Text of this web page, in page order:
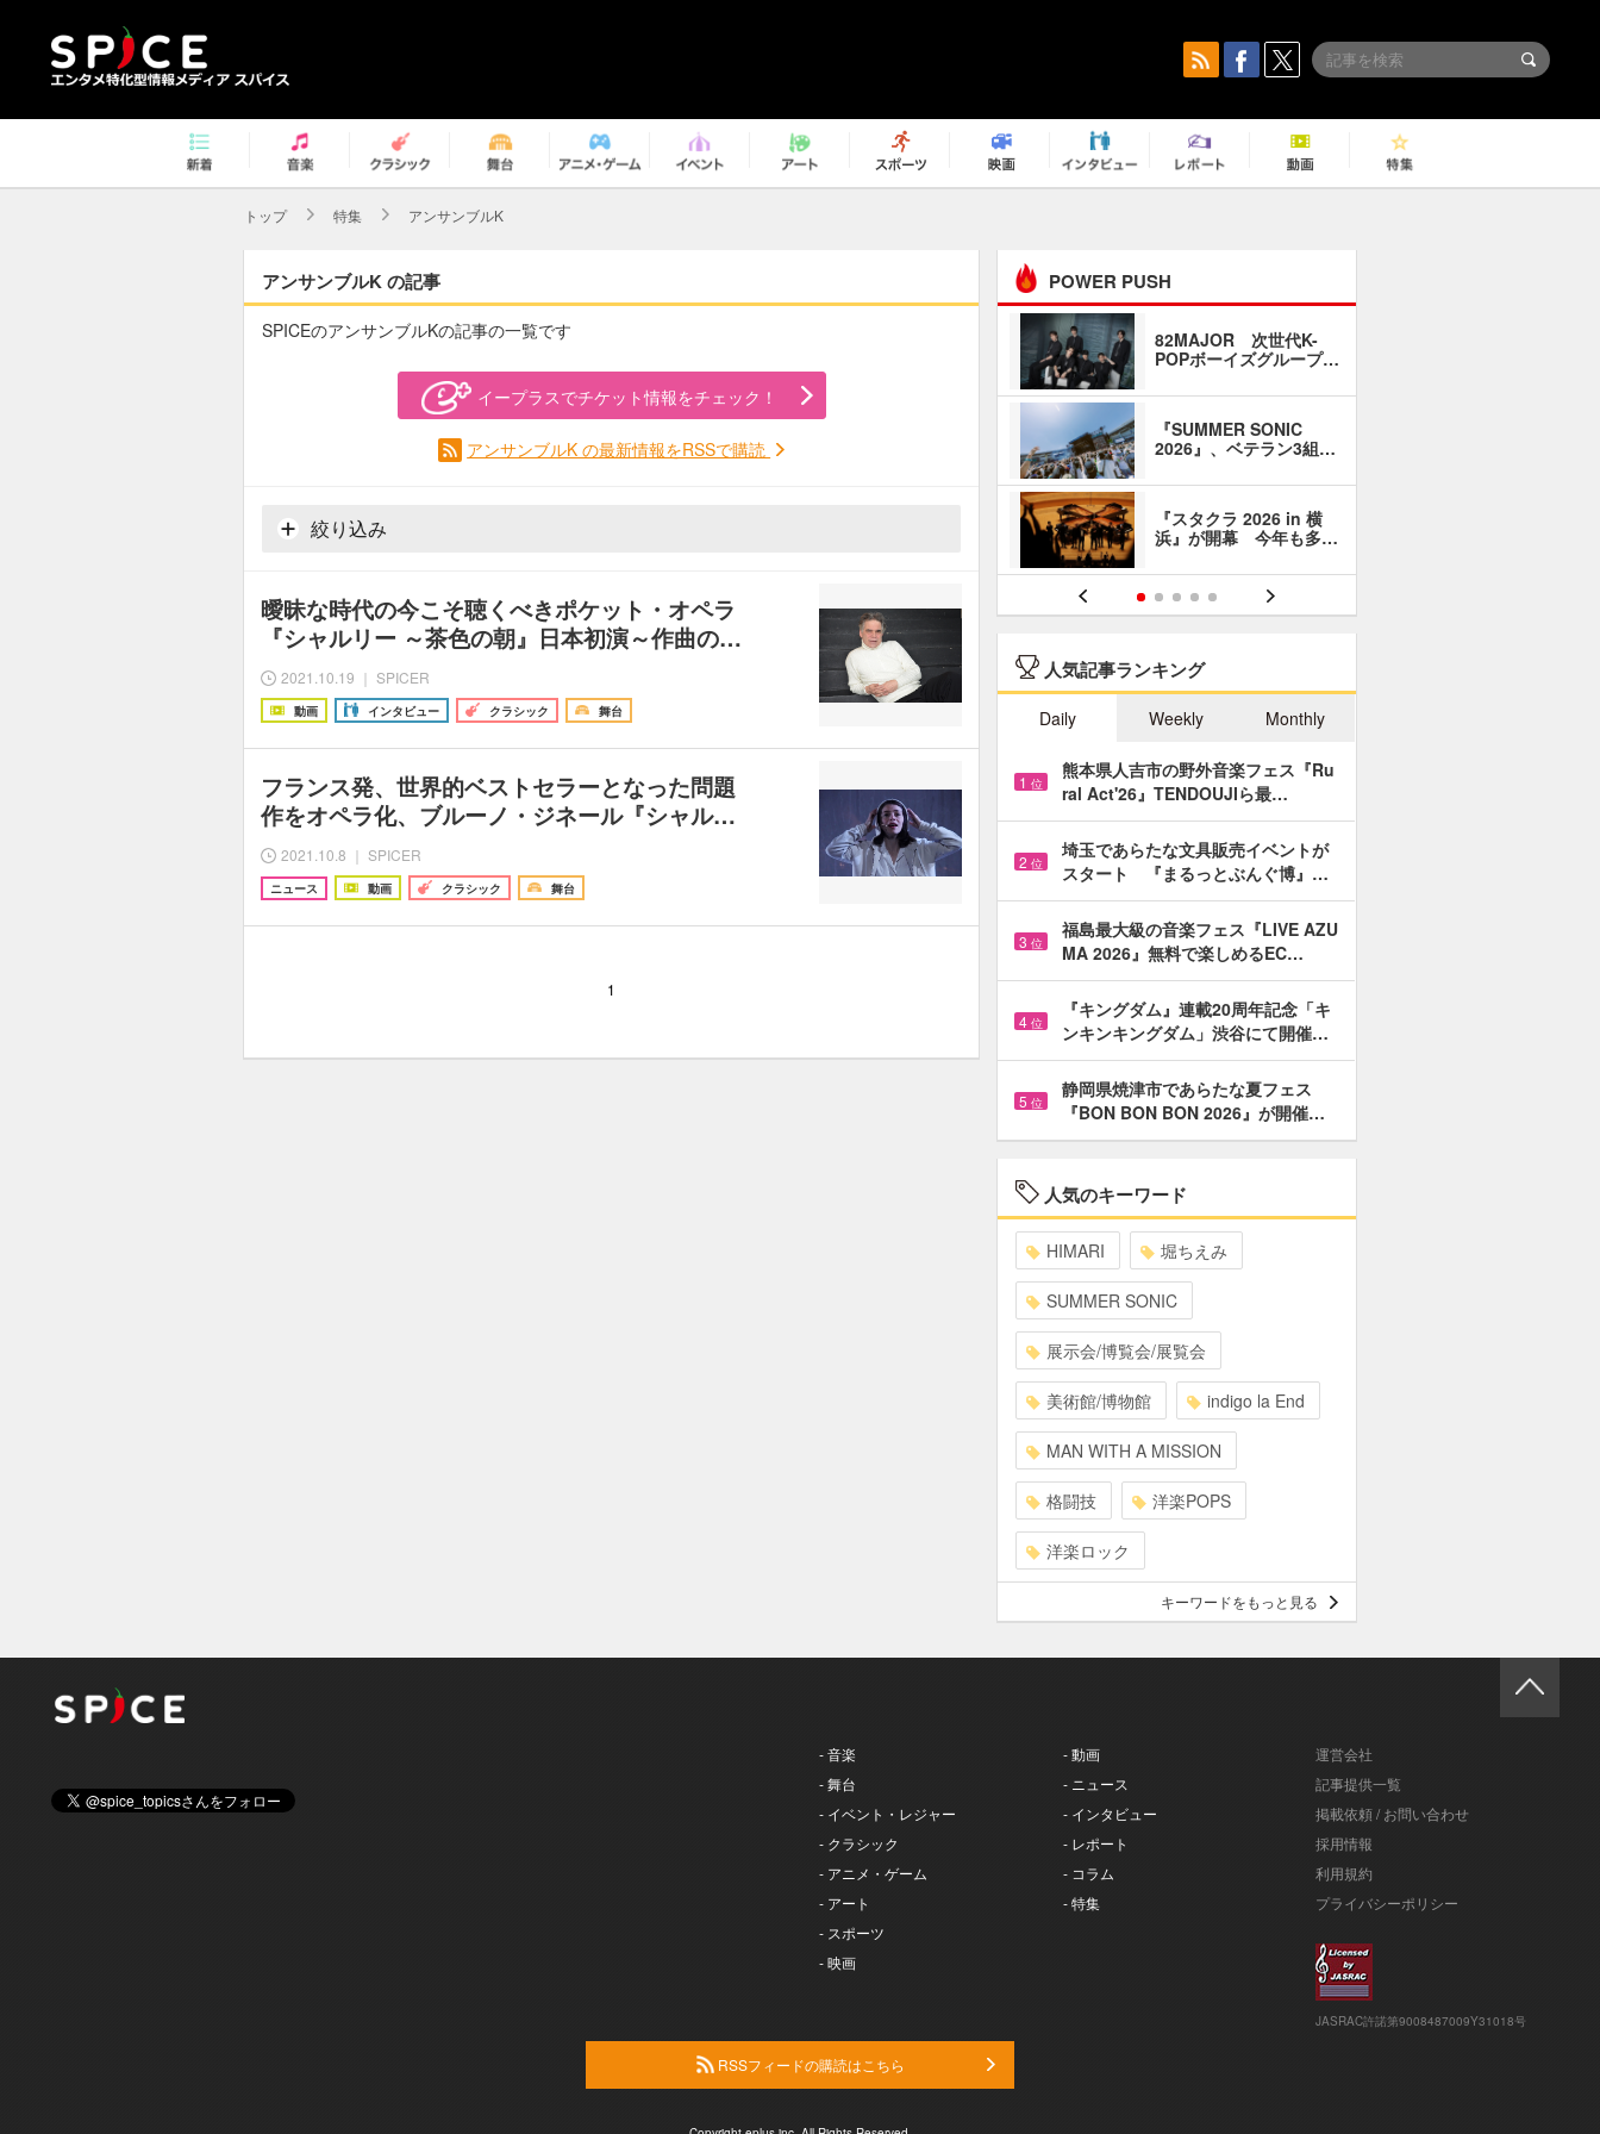
トップ 特集 アンサンブルK
アンサンブルK の記事
SPICEのアンサンブルKの記事の一覧です
イープラスでチケット情報をチェック！
アンサンブルK の最新情報をRSSで購読
絞り込み
曖昧な時代の今こそ聴くべきポケット・オペラ
『シャルリー ～茶色の朝』日本初演～作曲の…
2021.10.19 ｜ SPICER
動画 インタビュー クラシック 舞台
フランス発、世界的ベストセラーとなった問題
作をオペラ化、ブルーノ・ジネール『シャル…
2021.10.8 ｜ SPICER
ニュース 動画 クラシック 舞台
1
POWER PUSH
82MAJOR 次世代K-
POPボーイズグループ…
『SUMMER SONIC
2026』、ベテラン3組…
『スタクラ 2026 in 横
浜』が開幕 今年も多…
人気記事ランキング
Daily Weekly Monthly
1 位
熊本県人吉市の野外音楽フェス『Ru
ral Act'26』TENDOUJIら最…
2 位
埼玉であらたな文具販売イベントが
スタート 『まるっとぶんぐ博』…
3 位
福島最大級の音楽フェス『LIVE AZU
MA 2026』無料で楽しめるEC…
4 位
『キングダム』連載20周年記念「キ
ンキンキングダム」渋谷にて開催…
5 位
静岡県焼津市であらたな夏フェス
『BON BON BON 2026』が開催…
人気のキーワード
HIMARI 堀ちえみ
SUMMER SONIC
展示会/博覧会/展覧会
美術館/博物館 indigo la End
MAN WITH A MISSION
格闘技 洋楽POPS
洋楽ロック
キーワードをもっと見る
- 音楽
- 舞台
- イベント・レジャー
- クラシック
- アニメ・ゲーム
- アート
- スポーツ
- 映画
- 動画
- ニュース
- インタビュー
- レポート
- コラム
- 特集
運営会社
記事提供一覧
掲載依頼 / お問い合わせ
採用情報
利用規約
プライバシーポリシー
JASRAC許諾第9008487009Y31018号
RSSフィードの購読はこちら